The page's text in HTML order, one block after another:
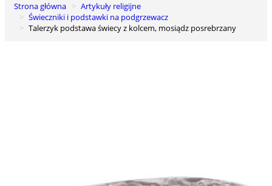
0
Koszyk
Strona główna
Artykuły religijne
Świeczniki i podstawki na podgrzewacz
Talerzyk podstawa świecy z kolcem, mosiądz posrebrzany